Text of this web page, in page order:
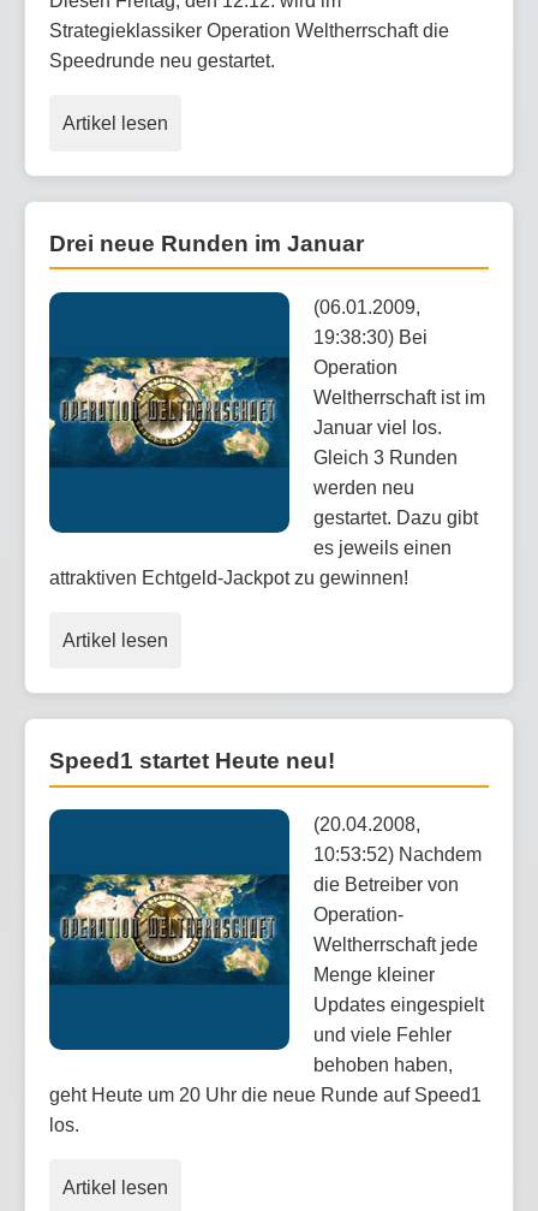
Strategieklassiker Operation Weltherrschaft die
Speedrunde neu gestartet.
Artikel lesen
Drei neue Runden im Januar
(06.01.2009,
19:38:30) Bei
Operation
Weltherrschaft ist im
Januar viel los.
Gleich 3 Runden
werden neu
gestartet. Dazu gibt
es jeweils einen
attraktiven Echtgeld-Jackpot zu gewinnen!
Artikel lesen
Speed1 startet Heute neu!
(20.04.2008,
10:53:52) Nachdem
die Betreiber von
Operation-
Weltherrschaft jede
Menge kleiner
Updates eingespielt
und viele Fehler
behoben haben,
geht Heute um 20 Uhr die neue Runde auf Speed1
los.
Artikel lesen